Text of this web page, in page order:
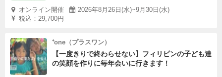
オンライン開催
2026年8月26日(水)~9月30日(水)
税込：29,700円
⁺one（プラスワン）
【一度きりで終わらせない】フィリピンの子ども達
の笑顔を作りに毎年会いに行きます！